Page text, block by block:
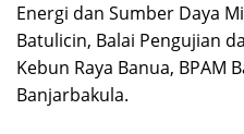
Energi dan Sumber Daya
Batulicin, Balai Pengujian
Kebun Raya Banua, BPAM
Banjarbakula.